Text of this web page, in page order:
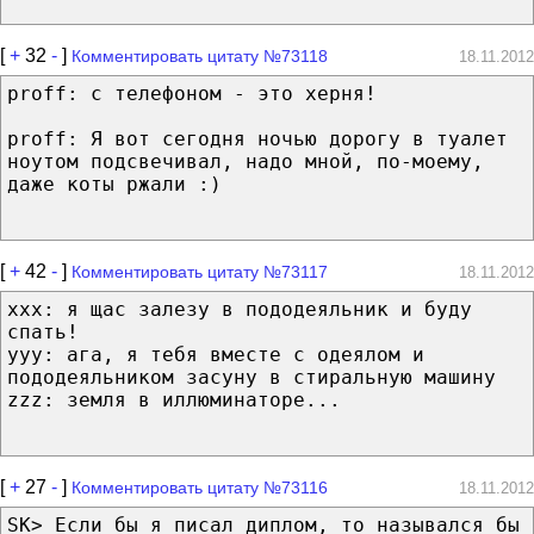
[+ 32 - ] Комментировать цитату №73118 18.11.2012
proff: с телефоном - это херня!
proff: Я вот сегодня ночью дорогу в туалет
ноутом подсвечивал, надо мной, по-моему,
даже коты ржали :)
[+ 42 - ] Комментировать цитату №73117 18.11.2012
xxx: я щас залезу в пододеяльник и буду
спать!
yyy: ага, я тебя вместе с одеялом и
пододеяльником засуну в стиральную машину
zzz: земля в иллюминаторе...
[+ 27 - ] Комментировать цитату №73116 18.11.2012
SK> Если бы я писал диплом, то назывался бы